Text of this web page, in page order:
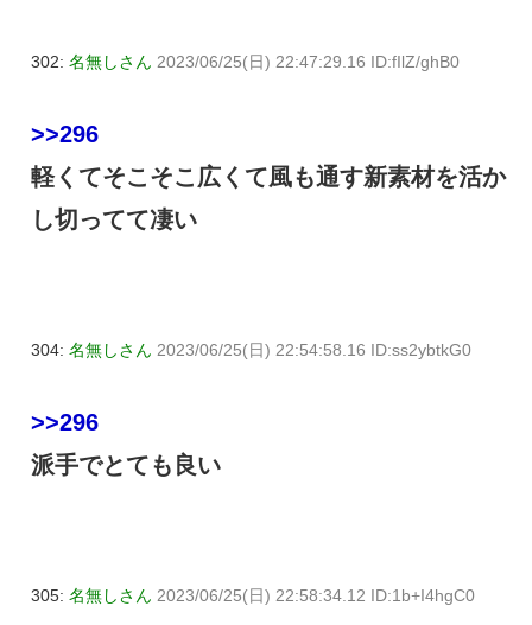
302: 名無しさん 2023/06/25(日) 22:47:29.16 ID:fIlZ/ghB0
>>296
軽くてそこそこ広くて風も通す新素材を活か
し切ってて凄い
304: 名無しさん 2023/06/25(日) 22:54:58.16 ID:ss2ybtkG0
>>296
派手でとても良い
305: 名無しさん 2023/06/25(日) 22:58:34.12 ID:1b+I4hgC0